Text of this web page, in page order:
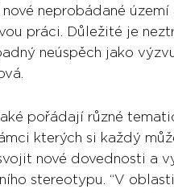
neprobádané území
práci. Důležité je
neúspěch jako
pořádají různé
kterých si každý
nové dovednosti a
stereotypu. “V